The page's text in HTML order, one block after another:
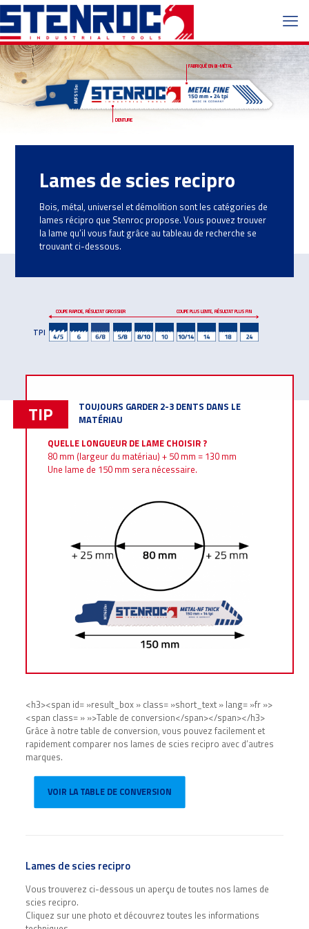
DENTURE
FABRIQUÉ EN BI-MÉTAL
Lames de scies recipro
Bois, métal, universel et démolition sont les catégories de
lames récipro que Stenroc propose. Vous pouvez trouver
la lame qu’il vous faut grâce au tableau de recherche se
trouvant ci-dessous.
TPI
COUPE RAPIDE, RÉSULTAT GROSSIER COUPE PLUS LENTE, RÉSULTAT PLUS FIN
TIP
TOUJOURS GARDER 2-3 DENTS DANS LE
MATÉRIAU
QUELLE LONGUEUR DE LAME CHOISIR ?
80 mm (largeur du matériau) + 50 mm = 130 mm
Une lame de 150 mm sera nécessaire.
<h3><span id= »result_box » class= »short_text » lang= »fr »>
<span class= » »>Table de conversion</span></span></h3>
Grâce à notre table de conversion, vous pouvez facilement et
rapidement comparer nos lames de scies recipro avec d’autres
marques.
VOIR LA TABLE DE CONVERSION
Lames de scies recipro
Vous trouverez ci-dessous un aperçu de toutes nos lames de
scies recipro.
Cliquez sur une photo et découvrez toutes les informations